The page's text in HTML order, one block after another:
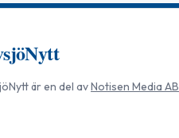
är en del avNotisen Media AB